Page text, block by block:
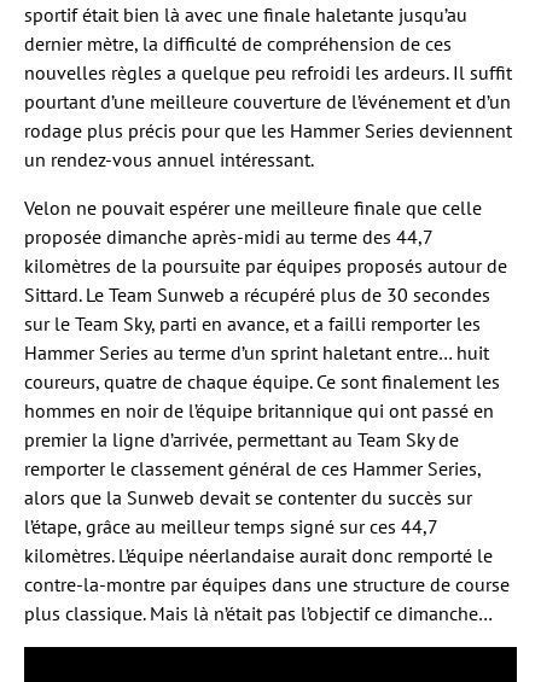
sportif était bien là avec une finale haletante jusqu’au
dernier mètre, la difficulté de compréhension de ces
nouvelles règles a quelque peu refroidi les ardeurs. Il suffit
pourtant d’une meilleure couverture de l’événement et d’un
rodage plus précis pour que les Hammer Series deviennent
un rendez-vous annuel intéressant.
Velon ne pouvait espérer une meilleure finale que celle
proposée dimanche après-midi au terme des 44,7
kilomètres de la poursuite par équipes proposés autour de
Sittard. Le Team Sunweb a récupéré plus de 30 secondes
sur le Team Sky, parti en avance, et a failli remporter les
Hammer Series au terme d’un sprint haletant entre… huit
coureurs, quatre de chaque équipe. Ce sont finalement les
hommes en noir de l’équipe britannique qui ont passé en
premier la ligne d’arrivée, permettant au Team Sky de
remporter le classement général de ces Hammer Series,
alors que la Sunweb devait se contenter du succès sur
l’étape, grâce au meilleur temps signé sur ces 44,7
kilomètres. L’équipe néerlandaise aurait donc remporté le
contre-la-montre par équipes dans une structure de course
plus classique. Mais là n’était pas l’objectif ce dimanche…